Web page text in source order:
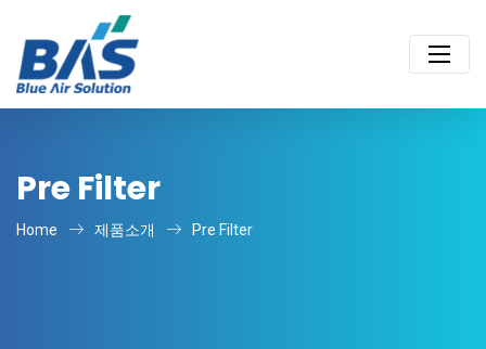
Pre Filter
Home 제품소개 Pre Filter